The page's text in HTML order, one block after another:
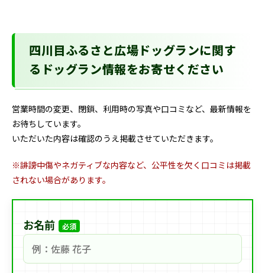
四川目ふるさと広場ドッグランに関す
るドッグラン情報をお寄せください
営業時間の変更、閉鎖、利用時の写真や口コミなど、最新情報を
お待ちしています。
いただいた内容は確認のうえ掲載させていただきます。
※誹謗中傷やネガティブな内容など、公平性を欠く口コミは掲載
されない場合があります。
お名前 必須